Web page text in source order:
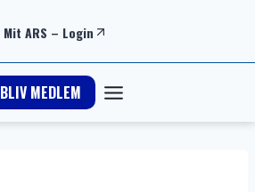
Mit ARS – Login
BLIV MEDLEM